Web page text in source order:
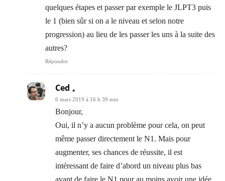
quelques étapes et passer par exemple le JLPT3 puis
le 1 (bien sûr si on a le niveau et selon notre
progression) au lieu de les passer les uns à la suite des
autres?
Répondre
Ced 。
6 mars 2019 à 16 h 39 min
Bonjour,
Oui, il n’y a aucun problème pour cela, on peut
même passer directement le N1. Mais pour
augmenter, ses chances de réussite, il est
intéressant de faire d’abord un niveau plus bas
avant de faire le N1 pour au moins avoir une idée